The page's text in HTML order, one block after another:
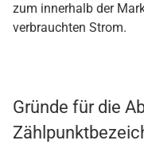
zum innerhalb der
verbrauchten Strom.
Gründe für die